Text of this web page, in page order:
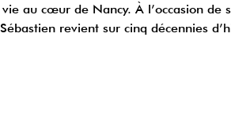
au cœur de Nancy. À l’occasion de
revient sur cinq décennies